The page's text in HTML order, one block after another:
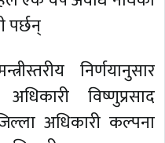
पर्छन्
निर्णयानुसार
विष्णुप्रसाद
अधिकारी कल्पना